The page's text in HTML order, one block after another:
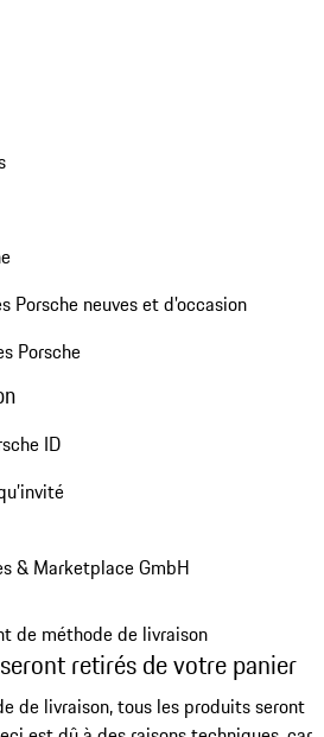
Porsche neuves et d'occasion
Porsche
ID
& Marketplace GmbH
de méthode de livraison
retirés de votre panier
de livraison, tous les produits seront